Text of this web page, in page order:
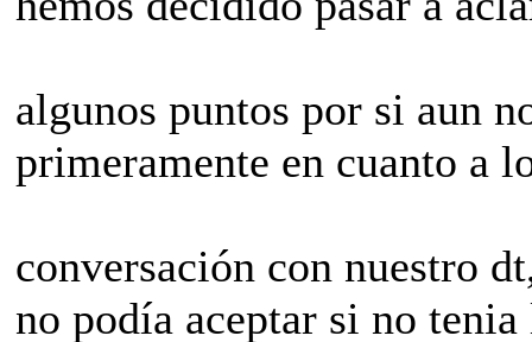
algunos puntos por si aun
primeramente en cuanto a
conversación con nuestro
no podía aceptar si no